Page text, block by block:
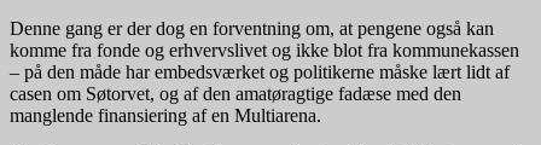
Denne gang er der dog en forventning om, at pengene også kan
komme fra fonde og erhvervslivet og ikke blot fra kommunekassen
– på den måde har embedsværket og politikerne måske lært lidt af
casen om Søtorvet, og af den amatøragtige fadæse med den
manglende finansiering af en Multiarena.